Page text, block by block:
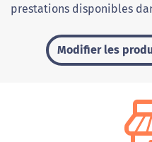
prestations disponibles
Modifier les